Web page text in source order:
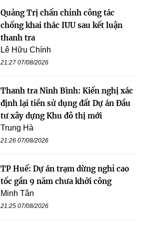
Quảng Trị chấn chỉnh công tác
chống khai thác IUU sau kết luận
thanh tra
Lê Hữu Chính
21:27 07/08/2026
Thanh tra Ninh Bình: Kiến nghị xác
định lại tiền sử dụng đất Dự án Đầu
tư xây dựng Khu đô thị mới
Trung Hà
21:26 07/08/2026
TP Huế: Dự án trạm dừng nghỉ cao
tốc gần 9 năm chưa khởi công
Minh Tân
21:25 07/08/2026